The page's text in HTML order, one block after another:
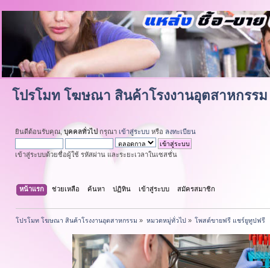
โปรโมท โฆษณา สินค้าโรงงานอุตสาหกรรม
ยินดีต้อนรับคุณ,บุคคลทั่วไปกรุณา เข้าสู่ระบบ หรือ ลงทะเบียน
เข้าสู่ระบบด้วยชื่อผู้ใช้ รหัสผ่าน และระยะเวลาในเซสชั่น
หน้าแรก ช่วยเหลือ ค้นหา ปฏิทิน เข้าสู่ระบบ สมัครสมาชิก
โปรโมท โฆษณา สินค้าโรงงานอุตสาหกรรม » หมวดหมู่ทั่วไป» โพสต์ขายฟรี แชร์ยูทูปฟรี